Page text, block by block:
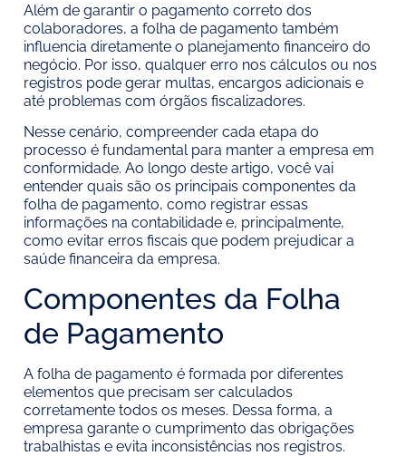
Além de garantir o pagamento correto dos
colaboradores, a folha de pagamento também
influencia diretamente o planejamento financeiro do
negócio. Por isso, qualquer erro nos cálculos ou nos
registros pode gerar multas, encargos adicionais e
até problemas com órgãos fiscalizadores.
Nesse cenário, compreender cada etapa do
processo é fundamental para manter a empresa em
conformidade. Ao longo deste artigo, você vai
entender quais são os principais componentes da
folha de pagamento, como registrar essas
informações na contabilidade e, principalmente,
como evitar erros fiscais que podem prejudicar a
saúde financeira da empresa.
Componentes da Folha
de Pagamento
A folha de pagamento é formada por diferentes
elementos que precisam ser calculados
corretamente todos os meses. Dessa forma, a
empresa garante o cumprimento das obrigações
trabalhistas e evita inconsistências nos registros.